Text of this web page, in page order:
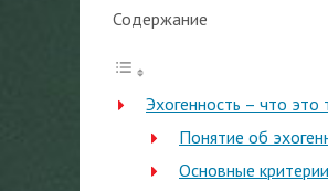
Содержание
Эхогенность – что это
Понятие об
Основные критерии